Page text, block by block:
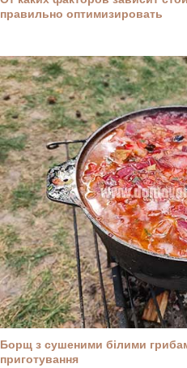
правильно оптимизировать
Борщ з сушеними білими
приготування